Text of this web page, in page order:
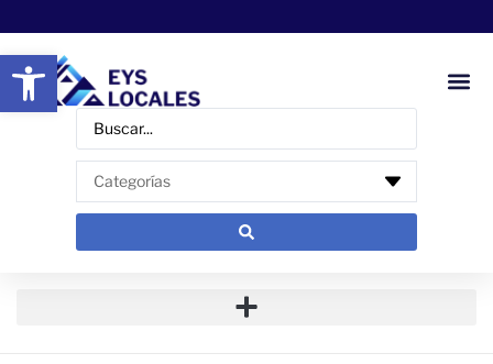
Abrir barra de herramientas